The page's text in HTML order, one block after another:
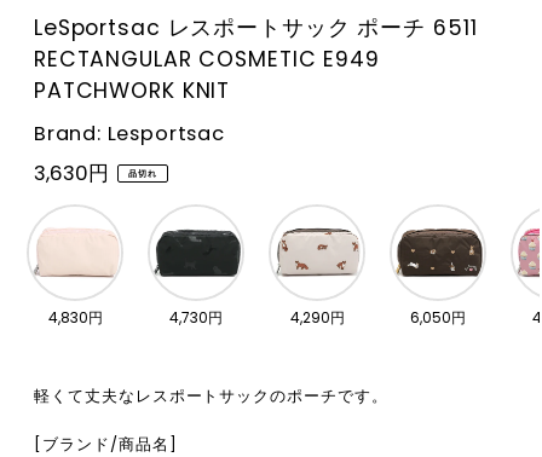
LeSportsac レスポートサック ポーチ 6511
RECTANGULAR COSMETIC E949
PATCHWORK KNIT
Brand: Lesportsac
3,630円 品切れ
4,830円 4,730円 4,290円 6,050円
軽くて丈夫なレスポートサックのポーチです。
[ブランド/商品名]